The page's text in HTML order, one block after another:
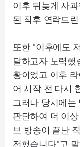
이후 뒤늦게 사
된 직후 연락드
또한 "이후에도
달하고자 노력했
황이었고 이후
어 시작 전 다시
그러나 당시에는
판단하여 더 이
브 방송이 끝난
전했습니다"고